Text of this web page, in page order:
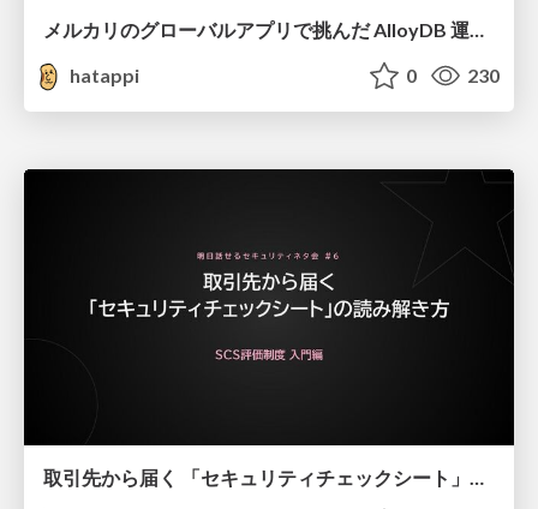
メルカリのグローバルアプリで挑んだ AlloyDB 運用と課題解決の実践記
hatappi
0 230